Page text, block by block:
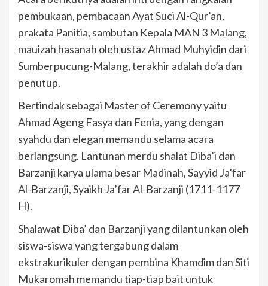
pembukaan, pembacaan Ayat Suci Al-Qur’an,
prakata Panitia, sambutan Kepala MAN 3 Malang,
mauizah hasanah oleh ustaz Ahmad Muhyidin dari
Sumberpucung-Malang, terakhir adalah do’a dan
penutup.
Bertindak sebagai Master of Ceremony yaitu
Ahmad Ageng Fasya dan Fenia, yang dengan
syahdu dan elegan memandu selama acara
berlangsung. Lantunan merdu shalat Diba’i dan
Barzanji karya ulama besar Madinah, Sayyid Ja’far
Al-Barzanji, Syaikh Ja’far Al-Barzanji (1711-1177
H).
Shalawat Diba’ dan Barzanji yang dilantunkan oleh
siswa-siswa yang tergabung dalam
ekstrakurikuler dengan pembina Khamdim dan Siti
Mukaromah memandu tiap-tiap bait untuk